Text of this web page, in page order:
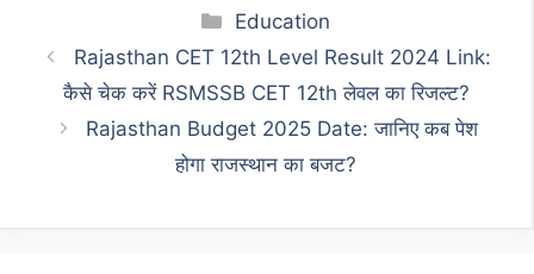
Categories
Education
Rajasthan CET 12th Level Result 2024 Link:
कैसे चेक करें RSMSSB CET 12th लेवल का रिजल्ट?
Rajasthan Budget 2025 Date: जानिए कब पेश
होगा राजस्थान का बजट?